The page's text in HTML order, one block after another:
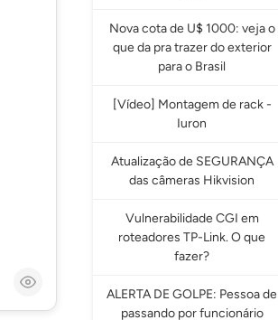
Nova cota de U$ 1000: veja o
que da pra trazer do exterior
para o Brasil
[Vídeo] Montagem de rack -
Iuron
Atualização de SEGURANÇA
das câmeras Hikvision
Vulnerabilidade CGI em
roteadores TP-Link. O que
fazer?
ALERTA DE GOLPE: Pessoa de
passando por funcionário